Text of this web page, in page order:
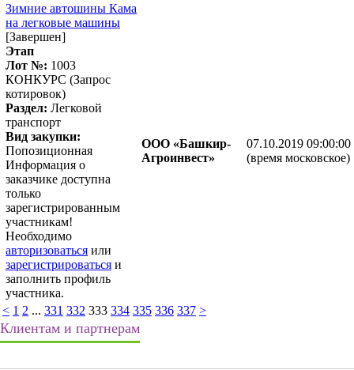
< 1 2 ... 331 332 333 334 335 336 337 >
Зимние автошины Кама
на легковые машины
[Завершен]
Этап
Лот №: 1003
КОНКУРС (Запрос
котировок)
Раздел: Легковой
транспорт
Вид закупки:
Попозиционная
Информация о
заказчике доступна
только
зарегистрированным
участникам!
Необходимо
авторизоваться или
зарегистрироваться и
заполнить профиль
участника.
ООО «Башкир-
Агроинвест»
07.10.2019 09:00:00
(время московское)
Клиентам и партнерам